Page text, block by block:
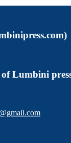
Lumbini